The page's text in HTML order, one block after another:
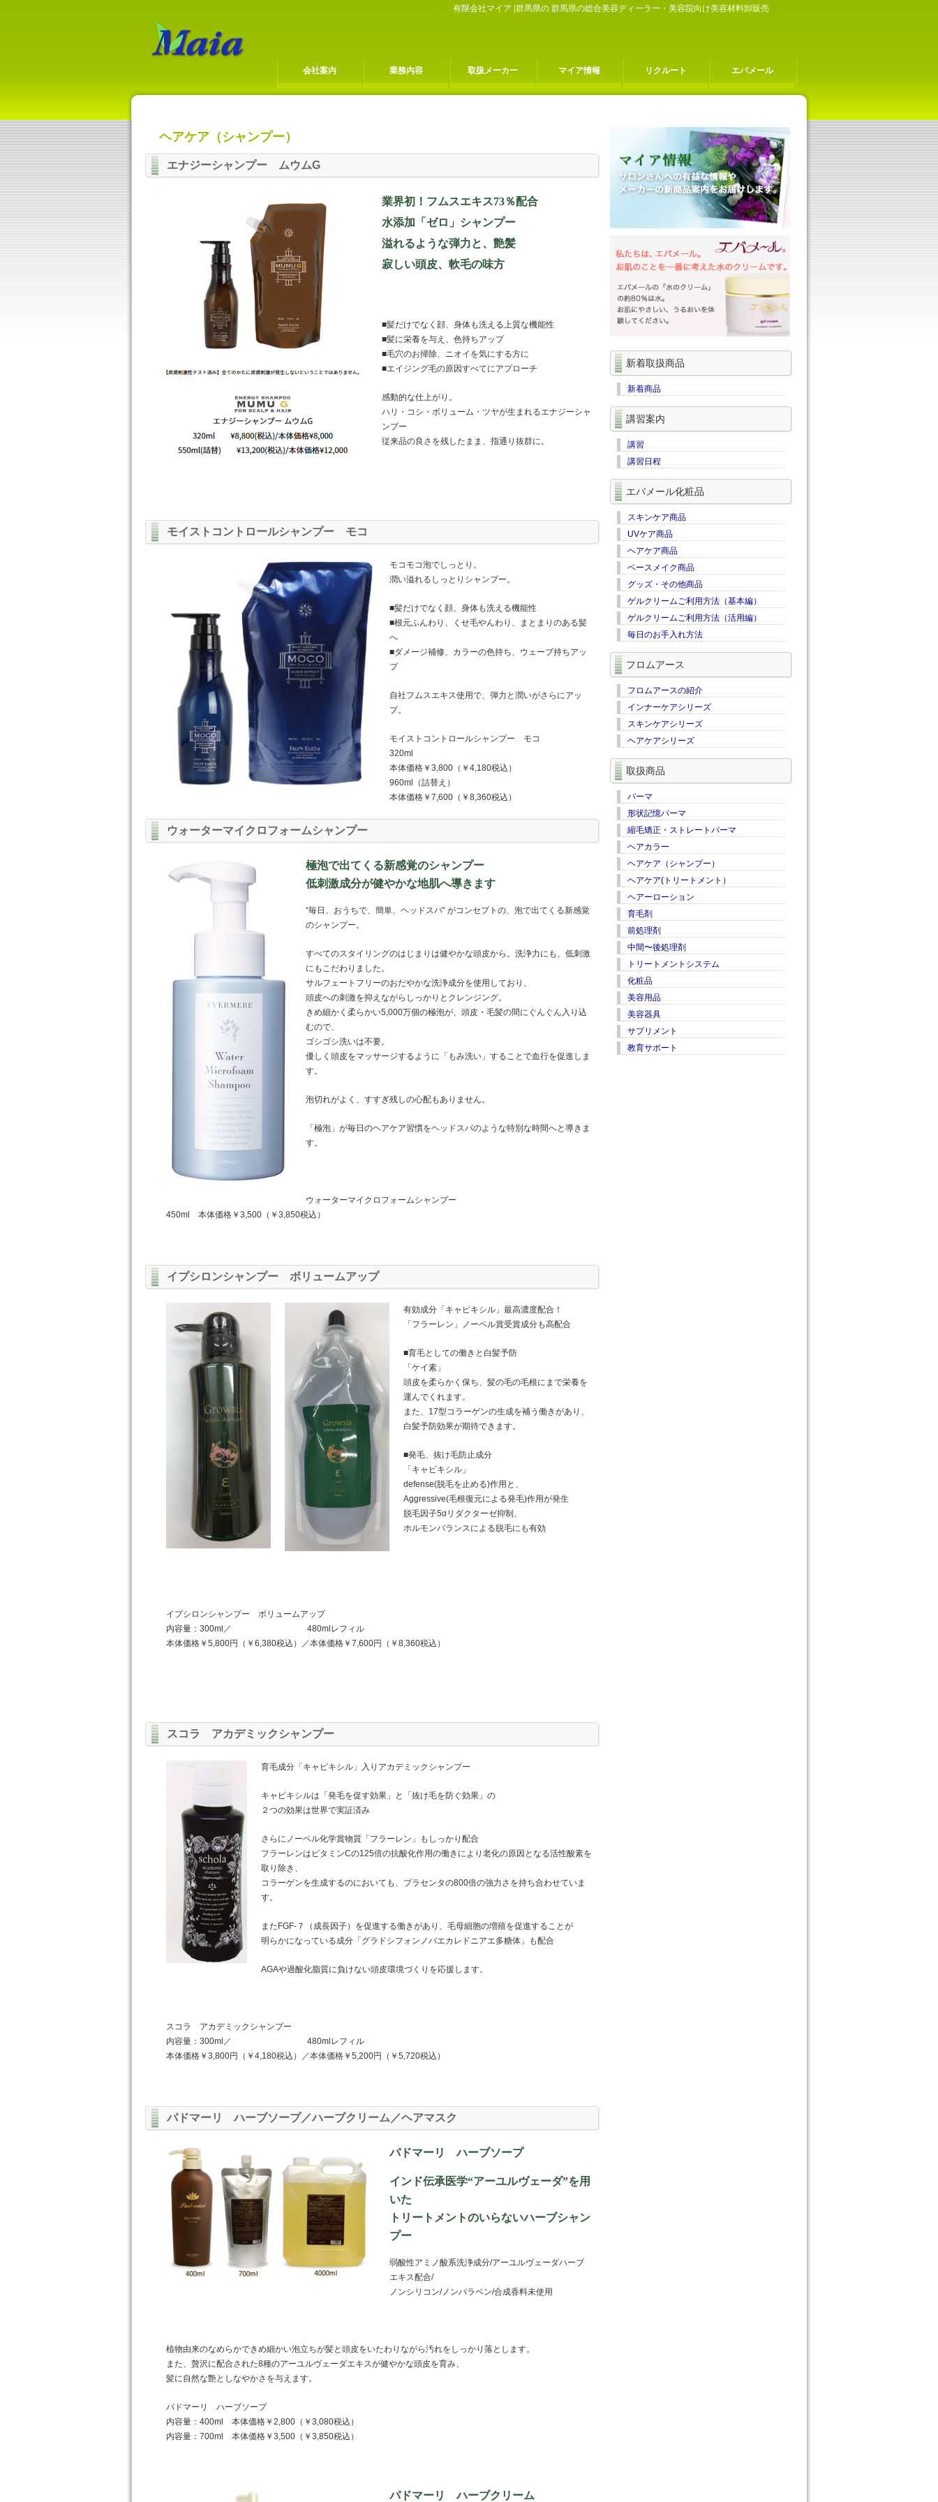
有限会社マイア |群馬県の 群馬県の総合美容ディーラー・美容院向け美容材料卸販売
会社案内 業務内容 取扱メーカー マイア情報 リクルート エバメール
ヘアケア（シャンプー）
エナジーシャンプー ムウムG
業界初！フムスエキス73％配合
水添加「ゼロ」シャンプー
溢れるような弾力と、艶髪
寂しい頭皮、軟毛の味方
■髪だけでなく顔、身体も洗える上質な機能性
■髪に栄養を与え、色持ちアップ
■毛穴のお掃除、ニオイを気にする方に
■エイジング毛の原因すべてにアプローチ
感動的な仕上がり。
ハリ・コシ・ボリューム・ツヤが生まれるエナジーシャ
ンプー
従来品の良さを残したまま、指通り抜群に。
モイストコントロールシャンプー モコ
モコモコ泡でしっとり。
潤い溢れるしっとりシャンプー。
■髪だけでなく顔、身体も洗える機能性
■根元ふんわり、くせ毛やんわり、まとまりのある髪
へ
■ダメージ補修、カラーの色持ち、ウェーブ持ちアッ
プ
自社フムスエキス使用で、弾力と潤いがさらにアッ
プ。
モイストコントロールシャンプー モコ
320ml
本体価格￥3,800（￥4,180税込）
960ml（詰替え）
本体価格￥7,600（￥8,360税込）
ウォーターマイクロフォームシャンプー
極泡で出てくる新感覚のシャンプー
低刺激成分が健やかな地肌へ導きます
“毎日、おうちで、簡単、ヘッドスパ“ がコンセプトの、泡で出てくる新感覚
のシャンプー。
すべてのスタイリングのはじまりは健やかな頭皮から。洗浄力にも、低刺激
にもこだわりました。
サルフェートフリーのおだやかな洗浄成分を使用しており、
頭皮への刺激を抑えながらしっかりとクレンジング。
きめ細かく柔らかい5,000万個の極泡が、頭皮・毛髪の間にぐんぐん入り込
むので、
ゴシゴシ洗いは不要。
優しく頭皮をマッサージするように「もみ洗い」することで血行を促進しま
す。
泡切れがよく、すすぎ残しの心配もありません。
「極泡」が毎日のヘアケア習慣をヘッドスパのような特別な時間へと導きま
す。
ウォーターマイクロフォームシャンプー
450ml 本体価格￥3,500（￥3,850税込）
イプシロンシャンプー ボリュームアップ
有効成分「キャピキシル」最高濃度配合！
「フラーレン」ノーベル賞受賞成分も高配合
■育毛としての働きと白髪予防
「ケイ素」
頭皮を柔らかく保ち、髪の毛の毛根にまで栄養を
運んでくれます。
また、17型コラーゲンの生成を補う働きがあり、
白髪予防効果が期待できます。
■発毛、抜け毛防止成分
「キャピキシル」
defense(脱毛を止める)作用と、
Aggressive(毛根復元による発毛)作用が発生
脱毛因子5αリダクターゼ抑制、
ホルモンバランスによる脱毛にも有効
イプシロンシャンプー ボリュームアップ
内容量：300ml／ 480mlレフィル
本体価格￥5,800円（￥6,380税込）／本体価格￥7,600円（￥8,360税込）
スコラ アカデミックシャンプー
育毛成分「キャピキシル」入りアカデミックシャンプー
キャピキシルは「発毛を促す効果」と「抜け毛を防ぐ効果」の
２つの効果は世界で実証済み
さらにノーベル化学賞物質「フラーレン」もしっかり配合
フラーレンはビタミンCの125倍の抗酸化作用の働きにより老化の原因となる活性酸素を
取り除き、
コラーゲンを生成するのにおいても、プラセンタの800倍の強力さを持ち合わせていま
す。
またFGF-７（成長因子）を促進する働きがあり、毛母細胞の増殖を促進することが
明らかになっている成分「グラドシフォンノバエカレドニアエ多糖体」も配合
AGAや過酸化脂質に負けない頭皮環境づくりを応援します。
スコラ アカデミックシャンプー
内容量：300ml／ 480mlレフィル
本体価格￥3,800円（￥4,180税込）／本体価格￥5,200円（￥5,720税込）
パドマーリ ハーブソープ／ハーブクリーム／ヘアマスク
パドマーリ ハーブソープ
インド伝承医学“アーユルヴェーダ”を用
いた
トリートメントのいらないハーブシャン
プー
弱酸性アミノ酸系洗浄成分/アーユルヴェーダハーブ
エキス配合/
ノンシリコン/ノンパラベン/合成香料未使用
植物由来のなめらかできめ細かい泡立ちが髪と頭皮をいたわりながら汚れをしっかり落とします。
また、贅沢に配合された8種のアーユルヴェーダエキスが健やかな頭皮を育み、
髪に自然な艶としなやかさを与えます。
パドマーリ ハーブソープ
内容量：400ml 本体価格￥2,800（￥3,080税込）
内容量：700ml 本体価格￥3,500（￥3,850税込）
パドマーリ ハーブクリーム
新着取扱商品
新着商品
講習案内
講習
講習日程
エバメール化粧品
スキンケア商品
UVケア商品
ヘアケア商品
ベースメイク商品
グッズ・その他商品
ゲルクリームご利用方法（基本編）
ゲルクリームご利用方法（活用編）
毎日のお手入れ方法
フロムアース
フロムアースの紹介
インナーケアシリーズ
スキンケアシリーズ
ヘアケアシリーズ
取扱商品
パーマ
形状記憶パーマ
縮毛矯正・ストレートパーマ
ヘアカラー
ヘアケア（シャンプー）
ヘアケア(トリートメント）
ヘアーローション
育毛剤
前処理剤
中間〜後処理剤
トリートメントシステム
化粧品
美容用品
美容器具
サプリメント
教育サポート